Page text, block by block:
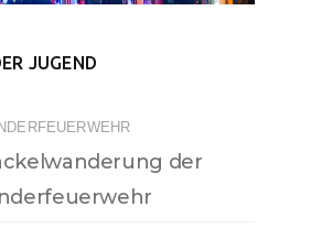
JUGEND
der